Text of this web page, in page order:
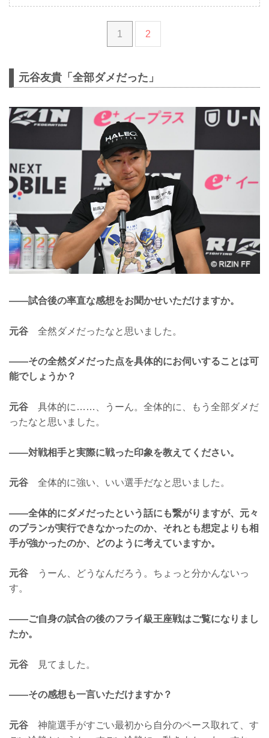
1 2
元谷友貴「全部ダメだった」
——試合後の率直な感想をお聞かせいただけますか。
元谷 全然ダメだったなと思いました。
——その全然ダメだった点を具体的にお伺いすることは可
能でしょうか？
元谷 具体的に……、うーん。全体的に、もう全部ダメだ
ったなと思いました。
——対戦相手と実際に戦った印象を教えてください。
元谷 全体的に強い、いい選手だなと思いました。
——全体的にダメだったという話にも繋がりますが、元々
のプランが実行できなかったのか、それとも想定よりも相
手が強かったのか、どのように考えていますか。
元谷 うーん、どうなんだろう。ちょっと分かんないっ
す。
——ご自身の試合の後のフライ級王座戦はご覧になりまし
たか。
元谷 見てました。
——その感想も一言いただけますか？
元谷 神龍選手がすごい最初から自分のペース取れて、す